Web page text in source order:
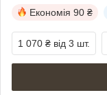
Економія 90 ₴
1 070 ₴ від 3 шт.